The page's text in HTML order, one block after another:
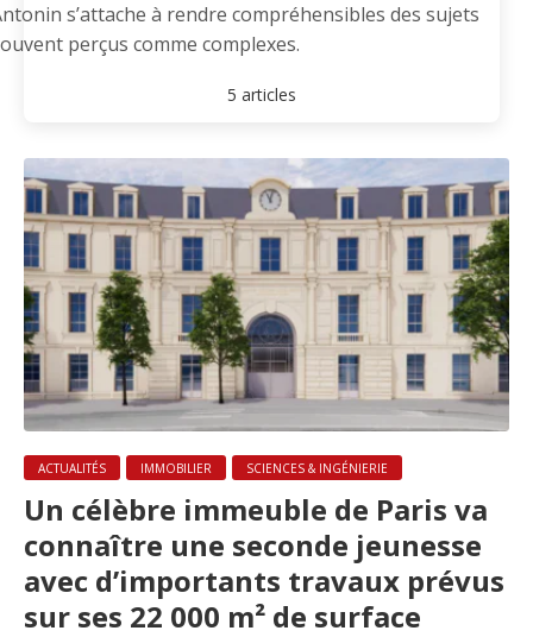
s’attache à rendre compréhensibles des sujets
perçus comme complexes.
5 articles
ACTUALITÉS IMMOBILIER SCIENCES & INGÉNIERIE
Un célèbre immeuble de Paris va
connaître une seconde jeunesse
avec d’importants travaux prévus
sur ses 22 000 m² de surface